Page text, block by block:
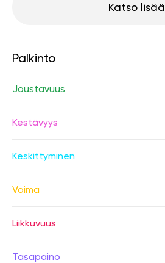
Katso lisää
Palkinto
Joustavuus
Kestävyys
Keskittyminen
Voima
Liikkuvuus
Tasapaino